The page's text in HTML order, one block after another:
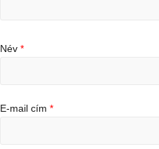
Név*
E-mail cím*